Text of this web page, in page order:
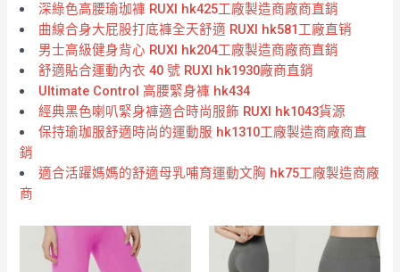
深綠色高腰瑜珈褲 RUXI hk425工廠製造商廠商直銷
曲線合身大屁股打底褲全天舒適 RUXI hk581工廠直销
男士高級健身背心 RUXI hk204工廠製造商廠商直銷
舒適貼合運動內衣 40 號 RUXI hk1930廠商直銷
Ultimate Control 高腰緊身褲 hk434
經典黑色喇叭緊身褲適合時尚服飾 RUXI hk1043貨源
保持瑜珈服舒適時尚的運動服 hk1310工廠製造商廠商直
銷
適合活躍媽媽的舒適母乳哺育運動文胸 hk75工廠製造商廠
商